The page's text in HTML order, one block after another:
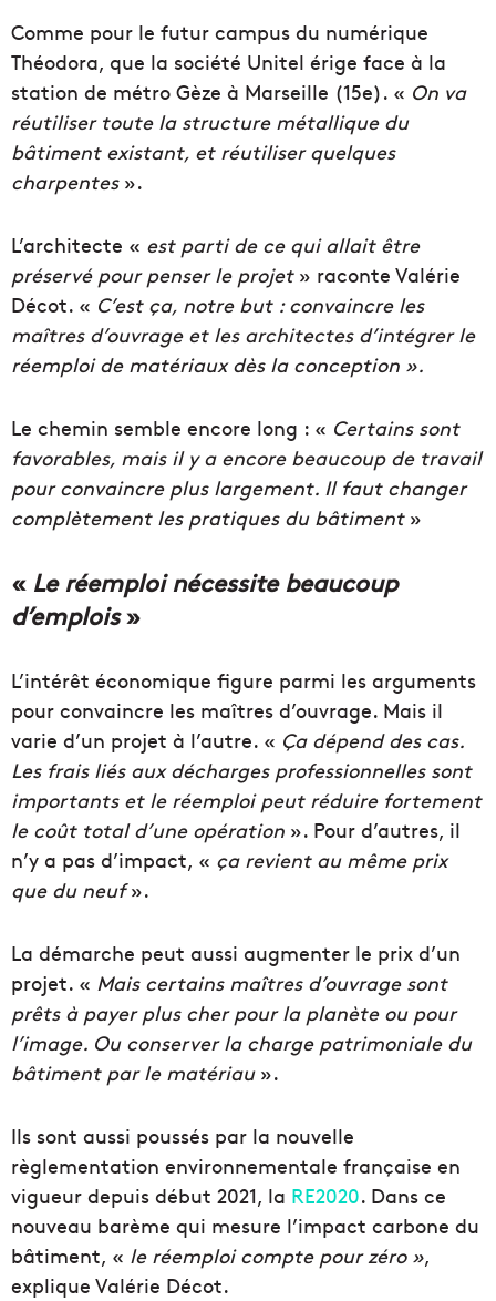
Comme pour le futur campus du numérique
Théodora, que la société Unitel érige face à la
station de métro Gèze à Marseille (15e). « On va
réutiliser toute la structure métallique du
bâtiment existant, et réutiliser quelques
charpentes».
L’architecte « est parti de ce qui allait être
préservé pour penser le projet» raconte Valérie
Décot. « C’est ça, notre but : convaincre les
maîtres d’ouvrage et les architectes d’intégrer le
réemploi de matériaux dès la conception ».
Le chemin semble encore long : « Certains sont
favorables, mais il y a encore beaucoup de travail
pour convaincre plus largement. Il faut changer
complètement les pratiques du bâtiment»
«Le réemploi nécessite beaucoup
d’emplois»
L’intérêt économique figure parmi les arguments
pour convaincre les maîtres d’ouvrage. Mais il
varie d’un projet à l’autre. « Ça dépend des cas.
Les frais liés aux décharges professionnelles sont
importants et le réemploi peut réduire fortement
le coût total d’une opération ». Pour d’autres, il
n’y a pas d’impact, « ça revient au même prix
que du neuf».
La démarche peut aussi augmenter le prix d’un
projet. « Mais certains maîtres d’ouvrage sont
prêts à payer plus cher pour la planète ou pour
l’image. Ou conserver la charge patrimoniale du
bâtiment par le matériau».
Ils sont aussi poussés par la nouvelle
règlementation environnementale française en
vigueur depuis début 2021, la RE2020. Dans ce
nouveau barème qui mesure l’impact carbone du
bâtiment, « le réemploi compte pour zéro »,
explique Valérie Décot.